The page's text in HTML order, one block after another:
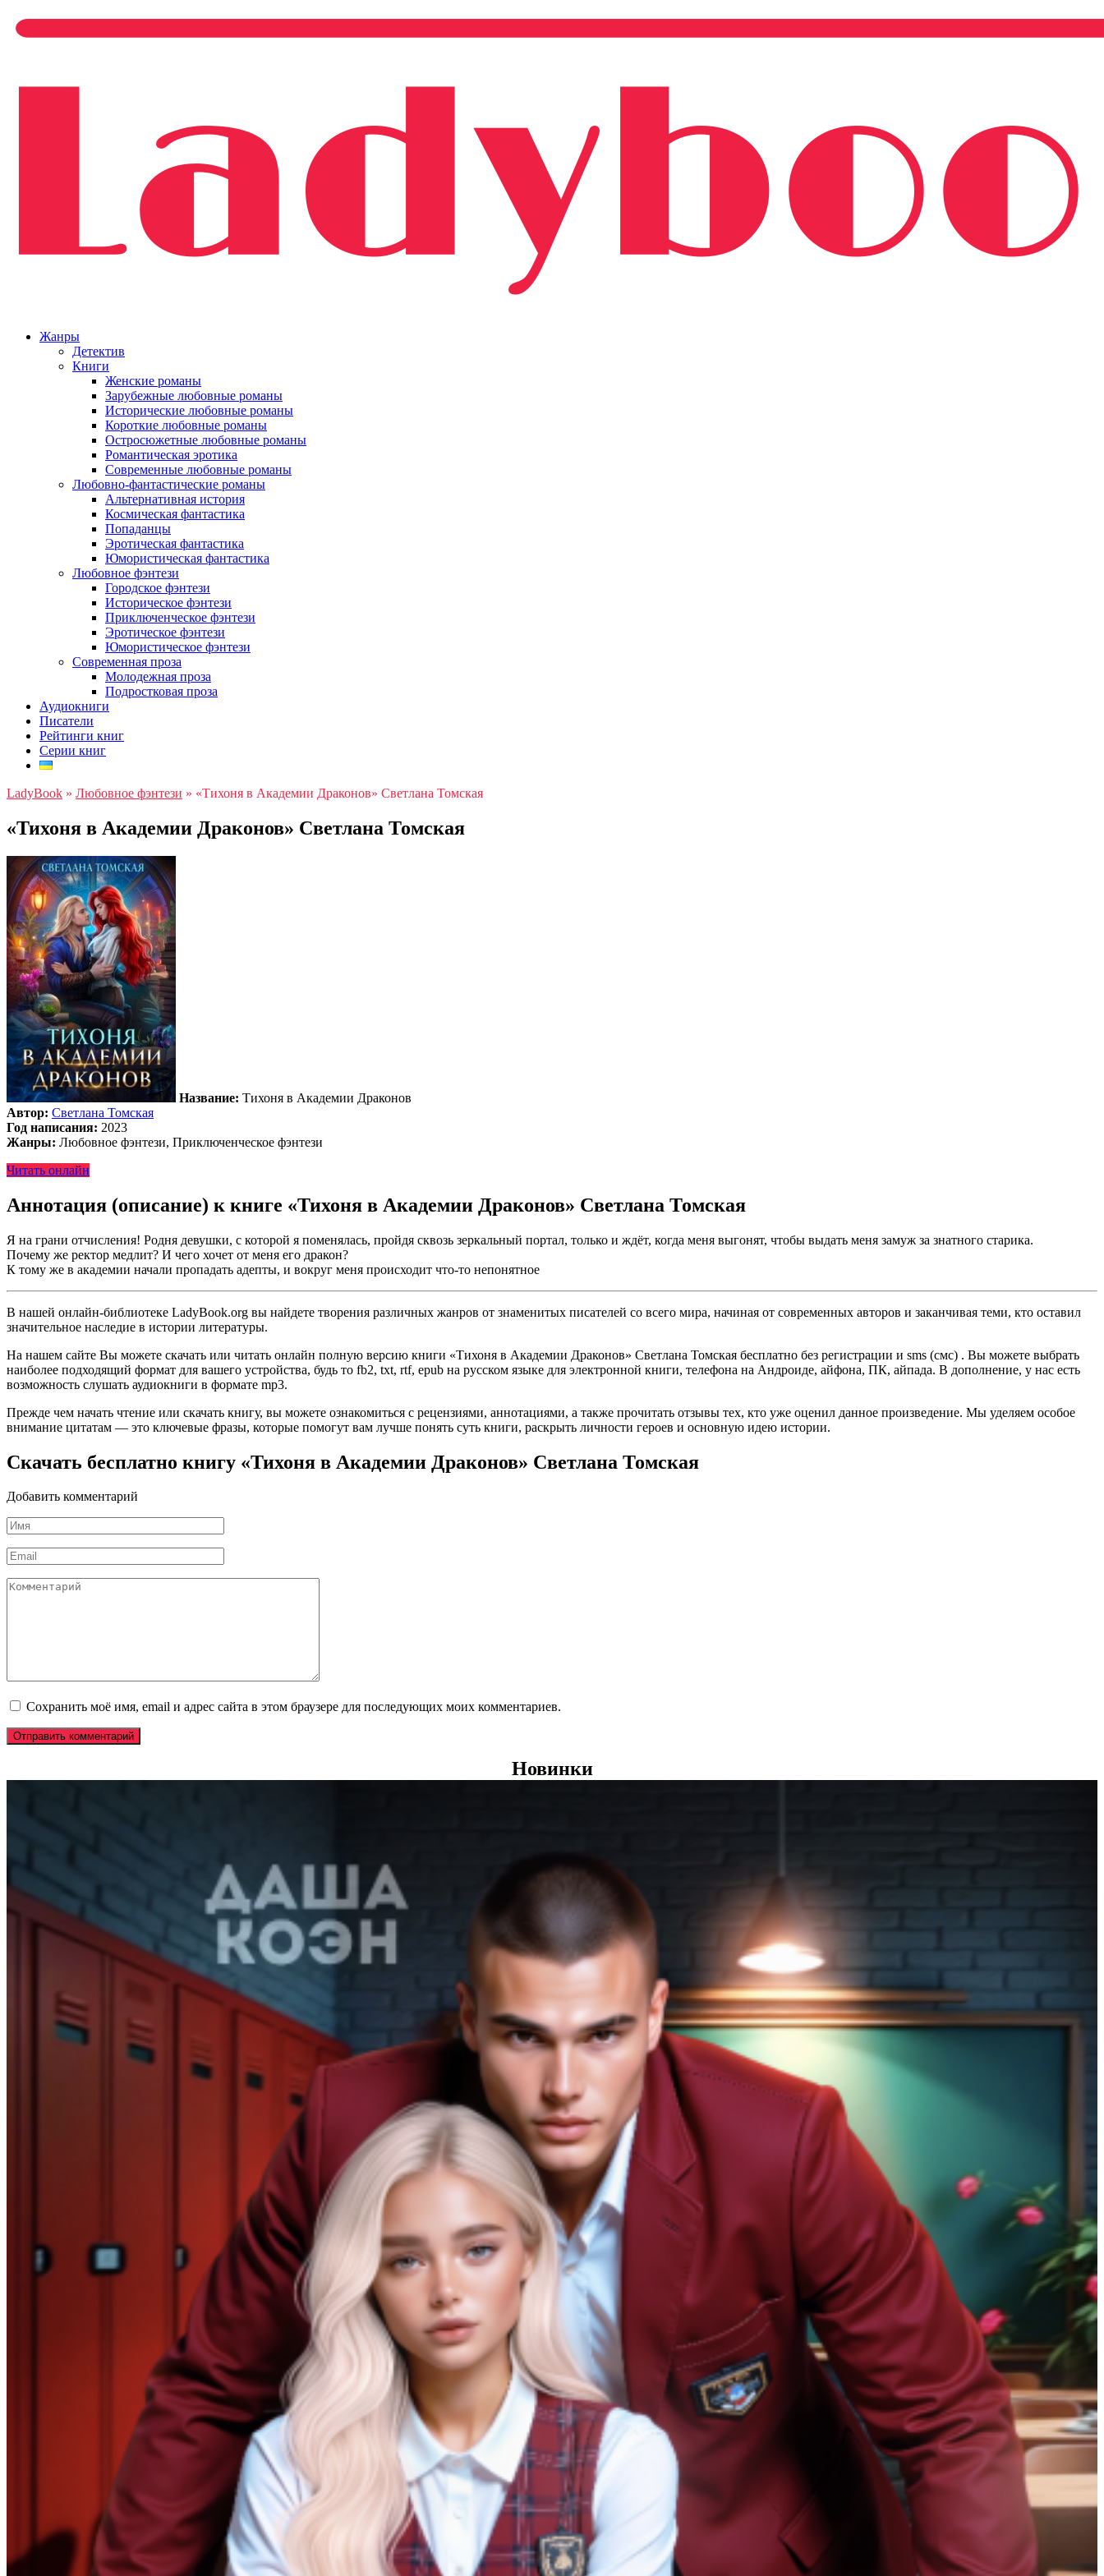
Жанры
Детектив
Книги
Женские романы
Зарубежные любовные романы
Исторические любовные романы
Короткие любовные романы
Остросюжетные любовные романы
Романтическая эротика
Современные любовные романы
Любовно-фантастические романы
Альтернативная история
Космическая фантастика
Попаданцы
Эротическая фантастика
Юмористическая фантастика
Любовное фэнтези
Городское фэнтези
Историческое фэнтези
Приключенческое фэнтези
Эротическое фэнтези
Юмористическое фэнтези
Современная проза
Молодежная проза
Подростковая проза
Аудиокниги
Писатели
Рейтинги книг
Серии книг
LadyBook » Любовное фэнтези » «Тихоня в Академии Драконов» Светлана Томская
«Тихоня в Академии Драконов» Светлана Томская
Название: Тихоня в Академии Драконов
Автор: Светлана Томская
Год написания: 2023
Жанры: Любовное фэнтези, Приключенческое фэнтези
Читать онлайн
Аннотация (описание) к книге «Тихоня в Академии Драконов» Светлана Томская
Я на грани отчисления! Родня девушки, с которой я поменялась, пройдя сквозь зеркальный портал, только и ждёт, когда меня выгонят, чтобы выдать меня замуж за знатного старика.
Почему же ректор медлит? И чего хочет от меня его дракон?
К тому же в академии начали пропадать адепты, и вокруг меня происходит что-то непонятное
В нашей онлайн-библиотеке LadyBook.org вы найдете творения различных жанров от знаменитых писателей со всего мира, начиная от современных авторов и заканчивая теми, кто оставил
значительное наследие в истории литературы.
На нашем сайте Вы можете скачать или читать онлайн полную версию книги «Тихоня в Академии Драконов» Светлана Томская бесплатно без регистрации и sms (смс) . Вы можете выбрать
наиболее подходящий формат для вашего устройства, будь то fb2, txt, rtf, epub на русском языке для электронной книги, телефона на Андроиде, айфона, ПК, айпада. В дополнение, у нас есть
возможность слушать аудиокниги в формате mp3.
Прежде чем начать чтение или скачать книгу, вы можете ознакомиться с рецензиями, аннотациями, а также прочитать отзывы тех, кто уже оценил данное произведение. Мы уделяем особое
внимание цитатам — это ключевые фразы, которые помогут вам лучше понять суть книги, раскрыть личности героев и основную идею истории.
Скачать бесплатно книгу «Тихоня в Академии Драконов» Светлана Томская
Добавить комментарий
Имя
*
Email
*
Комментарий
Сохранить моё имя, email и адрес сайта в этом браузере для последующих моих комментариев.
Новинки